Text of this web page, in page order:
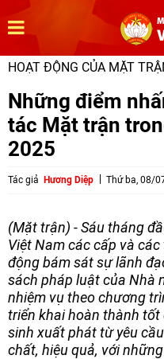
HOẠT ĐỘNG CỦA MẶT
Những điểm
tác Mặt trận
2025
Tác giả Hương Diệp Thứ ba, 08/
(Mặt trận) - Sáu tháng
Việt Nam các cấp và
động bám sát sự lãnh
sách pháp luật của Nhà
nhiệm vụ theo chương
triển khai hoàn thành
sinh xuất phát từ yêu
chất, hiệu quả, với